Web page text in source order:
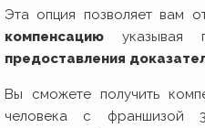
Эта опция позволяет вам
компенсацию указывая
предоставления
Вы сможете получить
человека с